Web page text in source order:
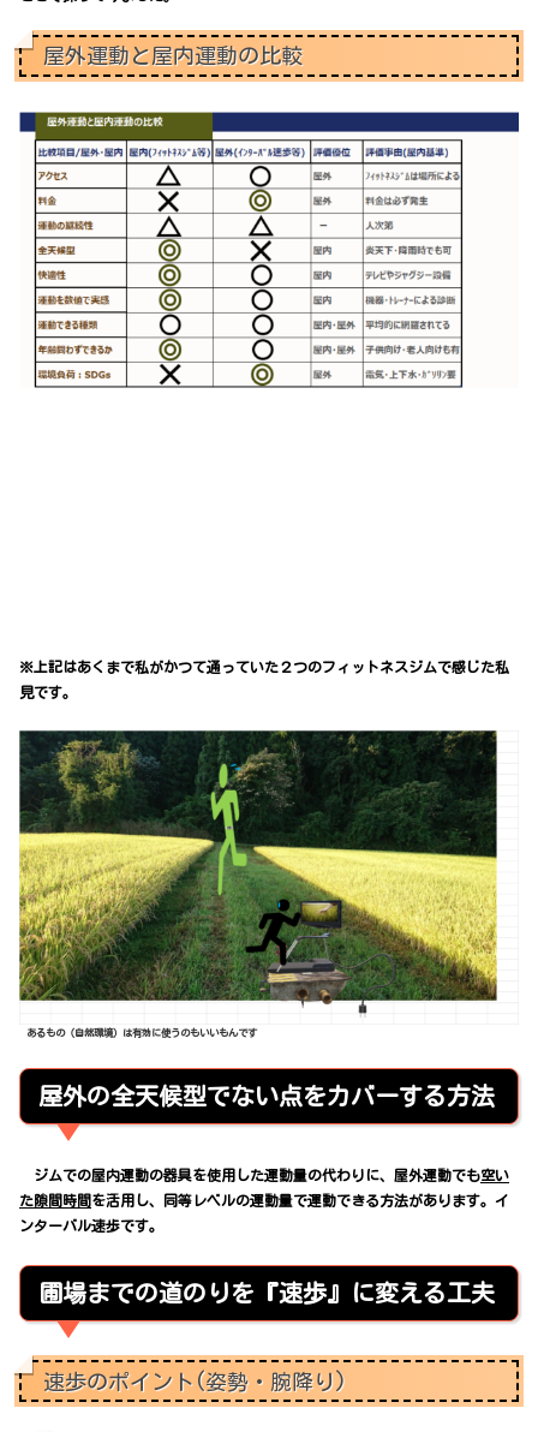
屋外運動と屋内運動の比較
※上記はあくまで私がかつて通っていた２つのフィットネスジムで感じた私
見です。
あるもの（自然環境）は有効に使うのもいいもんです
屋外の全天候型でない点をカバーする方法
ジムでの屋内運動の器具を使用した運動量の代わりに、屋外運動でも空い
た隙間時間 を活用し、同等レベルの運動量で運動できる方法があります。イ
ンターバル速歩です。
圃場までの道のりを『速歩』に変える工夫
速歩のポイント(姿勢・腕降り)